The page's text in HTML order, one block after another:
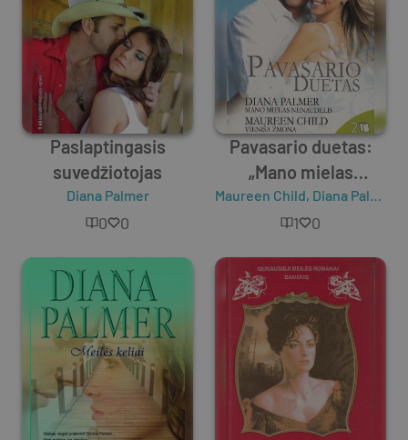
Paslaptingasis
suvedžiotojas
Diana Palmer
0 0
Pavasario duetas:
„Mano mielas
nenaudėlis“ „Vieniša
žmona“
Maureen Child, Diana Palmer
1 0